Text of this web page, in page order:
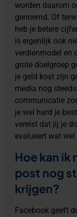
worden daarom
genoemd. Of
heb je betere
is eigenlijk ook
verdienmodel en
grote doelgroep
je geld kost zijn
media nog
communicatie
je wel hard je
vereist dat jij je
evalueert wat
Hoe kan ik
post nog
krijgen?
Facebook geeft